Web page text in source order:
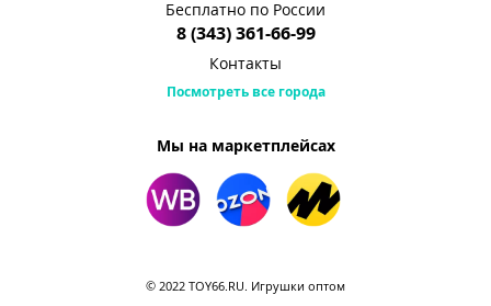
Бесплатно по России
8 (343) 361-66-99
Контакты
Посмотреть все города
Мы на маркетплейсах
© 2022 TOY66.RU. Игрушки оптом